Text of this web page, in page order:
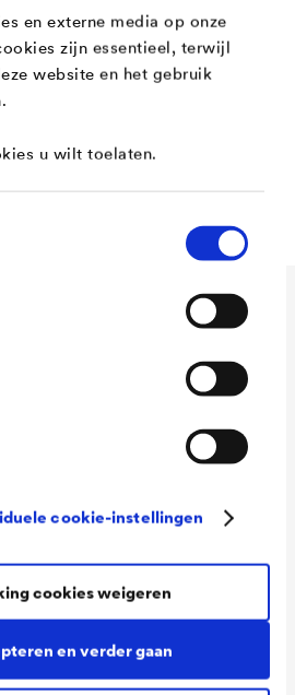
en externe media op onze
zijn essentieel, terwijl
website en het gebruik
u wilt toelaten.
cookie-instellingen
en verder gaan
cookies weigeren
(ready-product)
gegevens
Wit / RAL 7016 Antracietgrijs /
9005 Gitzwart / RAL 9006
Blank aluminiumkleurig / RAL
9007 Grijs aluminiumkleurig